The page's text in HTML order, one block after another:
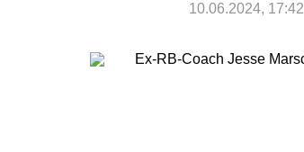
10.06.2024, 17:42